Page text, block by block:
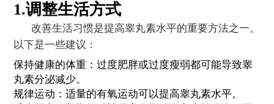
1.调整生活方式
改善生活习惯是提高睾丸素水平的重要方法之一。
以下是一些建议：
保持健康的体重：过度肥胖或过度瘦弱都可能导致睾
丸素分泌减少。
规律运动：适量的有氧运动可以提高睾丸素水平。